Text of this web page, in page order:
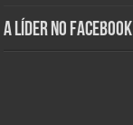
A Líder no Facebook